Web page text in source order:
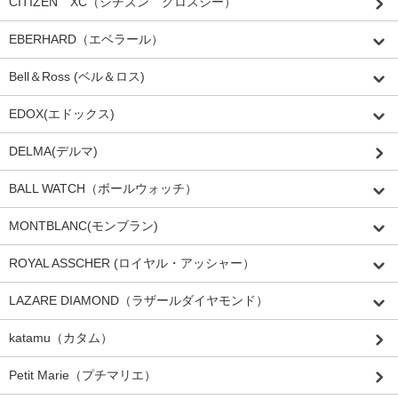
EBERHARD（エベラール）
Bell＆Ross (ベル＆ロス)
EDOX(エドックス)
DELMA(デルマ)
BALL WATCH（ボールウォッチ）
MONTBLANC(モンブラン)
ROYAL ASSCHER (ロイヤル・アッシャー）
LAZARE DIAMOND（ラザールダイヤモンド）
katamu（カタム）
Petit Marie（プチマリエ）